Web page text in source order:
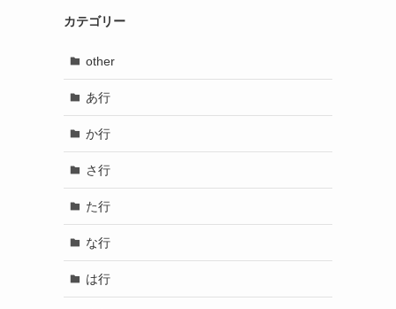
カテゴリー
other
あ行
か行
さ行
た行
な行
は行